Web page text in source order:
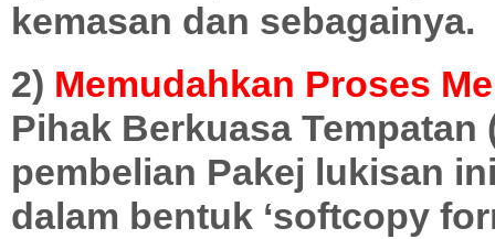
kemasan dan sebagainya.
2) Memudahkan Proses
Pihak Berkuasa
pembelian Pakej lukisan
dalam bentuk ‘softcopy